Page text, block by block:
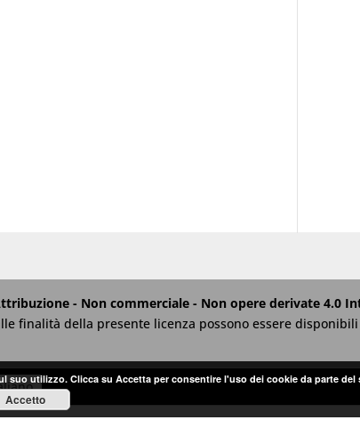
- Non commerciale - Non opere derivate 4.0
finalità della presente licenza possono essere
suo utilizzo. Clicca su Accetta per consentire l'uso dei cookie da parte
Accetto